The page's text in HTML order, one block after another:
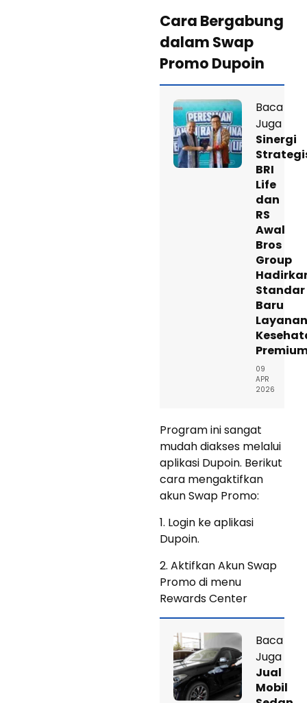
Cara Bergabung
dalam Swap
Promo Dupoin
Baca
Juga
Sinergi
BRI
Life
dan
RS
Awal
Bros
Group
Standar
Baru
Layanan
09
APR
2026
Program ini sangat
mudah diakses melalui
aplikasi Dupoin. Berikut
cara mengaktifkan
akun Swap Promo:
1. Login ke aplikasi
Dupoin.
2. Aktifkan Akun Swap
Promo di menu
Rewards Center
Baca
Juga
Jual
Mobil